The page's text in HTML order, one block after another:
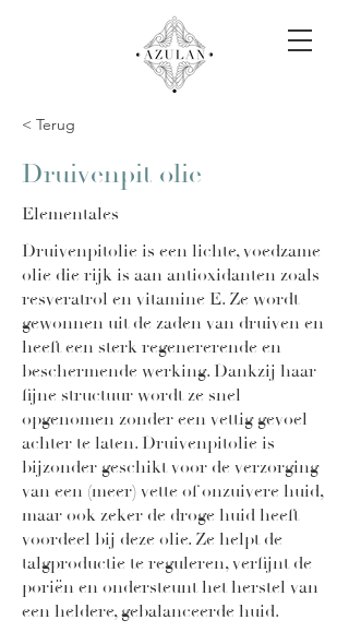
< Terug
Druivenpit olie
Elementales
Druivenpitolie is een lichte, voedzame
olie die rijk is aan antioxidanten zoals
resveratrol en vitamine E. Ze wordt
gewonnen uit de zaden van druiven en
heeft een sterk regenererende en
beschermende werking. Dankzij haar
fijne structuur wordt ze snel
opgenomen zonder een vettig gevoel
achter te laten. Druivenpitolie is
bijzonder geschikt voor de verzorging
van een (meer) vette of onzuivere huid,
maar ook zeker de droge huid heeft
voordeel bij deze olie. Ze helpt de
talgproductie te reguleren, verfijnt de
poriën en ondersteunt het herstel van
een heldere, gebalanceerde huid.